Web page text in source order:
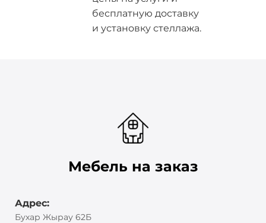
бесплатную доставку
и установку стеллажа.
Мебель на заказ
Адрес:
Бухар Жырау 62Б